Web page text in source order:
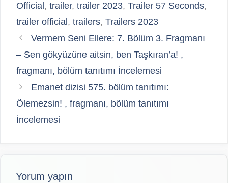
Official , trailer, trailer 2023, Trailer 57 Seconds,
trailer official , trailers, Trailers 2023
Vermem Seni Ellere: 7. Bölüm 3. Fragmanı
– Sen gökyüzüne aitsin, ben Taşkıran’a! ,
fragmanı, bölüm tanıtımı İncelemesi
Emanet dizisi 575. bölüm tanıtımı:
Ölemezsin! , fragmanı, bölüm tanıtımı
İncelemesi
Yorum yapın